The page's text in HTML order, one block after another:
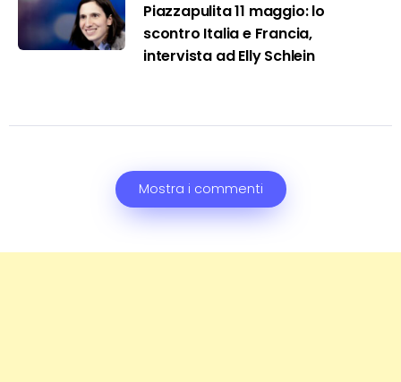
Piazzapulita 11 maggio: lo
scontro Italia e Francia,
intervista ad Elly Schlein
Mostra i commenti